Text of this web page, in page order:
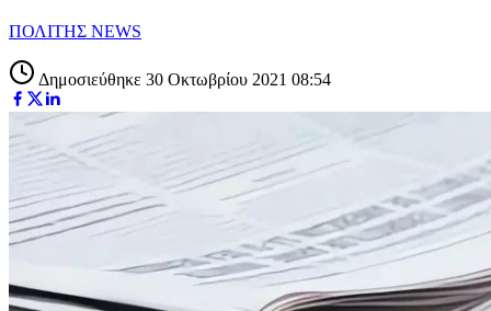
ΠΟΛΙΤΗΣ NEWS
Δημοσιεύθηκε 30 Οκτωβρίου 2021 08:54